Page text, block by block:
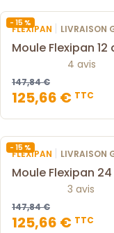
- 15 %
FLEXIPAN | LIVRAISON
Moule Flexipan
4 avis
147,84 €
125,66 € TTC
- 15 %
FLEXIPAN | LIVRAISON
Moule Flexipan
3 avis
147,84 €
125,66 € TTC